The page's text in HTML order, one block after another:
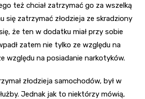
też chciał zatrzymać go za wszelką
się zatrzymać złodzieja ze skradziony
że ten w dodatku miał przy sobie
zatem nie tylko ze względu na
względu na posiadanie narkotyków.
złodzieja samochodów, był w
Jednak jak to niektórzy mówią,